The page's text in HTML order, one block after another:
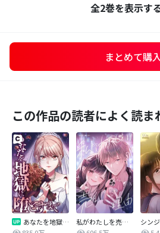
全2巻を表示す
まとめて購
この作品の読者によく読ま
あなたを地獄に堕とすまで
私がわたしを売る理由